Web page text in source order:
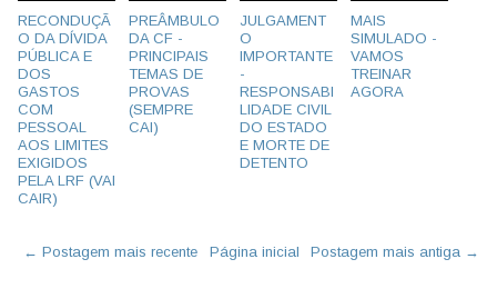
RECONDUÇÃ
O DA DÍVIDA
PÚBLICA E
DOS
GASTOS
COM
PESSOAL
AOS LIMITES
EXIGIDOS
PELA LRF (VAI
CAIR)
PREÂMBULO
DA CF -
PRINCIPAIS
TEMAS DE
PROVAS
(SEMPRE
CAI)
JULGAMENT
O
IMPORTANTE
-
RESPONSABI
LIDADE CIVIL
DO ESTADO
E MORTE DE
DETENTO
MAIS
SIMULADO -
VAMOS
TREINAR
AGORA
← Postagem mais recente Postagem mais antiga →
Página inicial